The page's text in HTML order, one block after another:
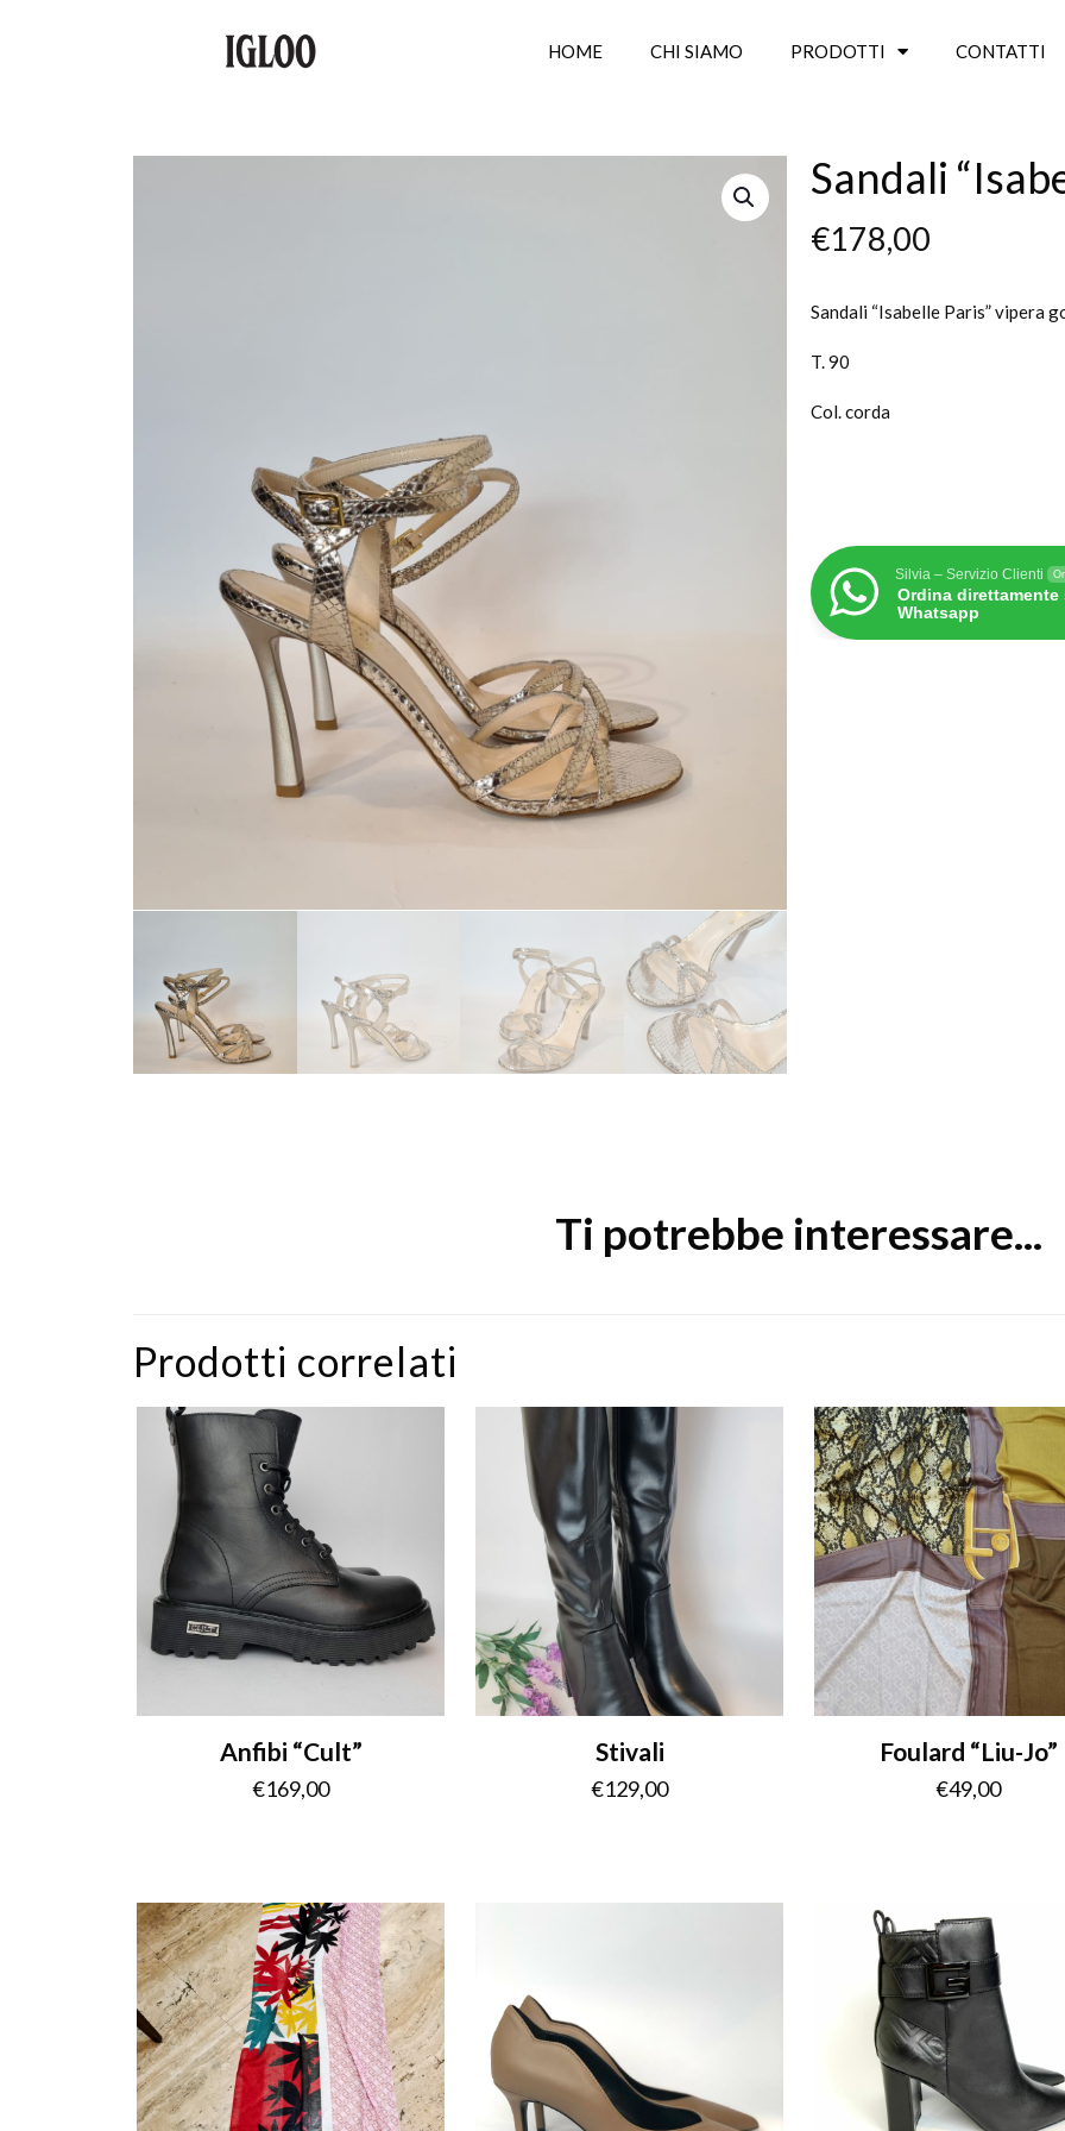
HOME CHI SIAMO PRODOTTI CONTATTI
Sandali
€178,00
Sandali “Isabelle Paris” vipera
T. 90
Col. corda
Silvia – Servizio Clienti
Ordina direttamente
Whatsapp
Ti potrebbe interessare...
Prodotti correlati
Anfibi “Cult”
€169,00
Stivali
€129,00
Foulard “Liu-Jo”
€49,00